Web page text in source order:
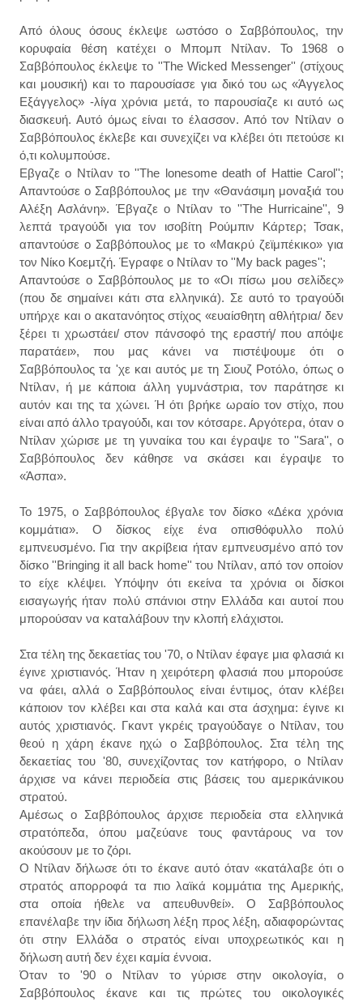
Από όλους όσους έκλεψε ωστόσο ο Σαββόπουλος, την
κορυφαία θέση κατέχει ο Μπομπ Ντίλαν. Το 1968 ο
Σαββόπουλος έκλεψε το ''The Wicked Messenger'' (στίχους
και μουσική) και το παρουσίασε για δικό του ως «Άγγελος
Εξάγγελος» -λίγα χρόνια μετά, το παρουσίαζε κι αυτό ως
διασκευή. Αυτό όμως είναι το έλασσον. Από τον Ντίλαν ο
Σαββόπουλος έκλεβε και συνεχίζει να κλέβει ότι πετούσε κι
ό,τι κολυμπούσε.
Εβγαζε ο Ντίλαν το ''The lonesome death of Hattie Carol'';
Απαντούσε ο Σαββόπουλος με την «Θανάσιμη μοναξιά του
Αλέξη Ασλάνη». Έβγαζε ο Ντίλαν το ''The Hurricaine'', 9
λεπτά τραγούδι για τον ισοβίτη Ρούμπιν Κάρτερ; Τσακ,
απαντούσε ο Σαββόπουλος με το «Μακρύ ζεϊμπέκικο» για
τον Νίκο Κοεμτζή. Έγραφε ο Ντίλαν το ''My back pages'';
Απαντούσε ο Σαββόπουλος με το «Οι πίσω μου σελίδες»
(που δε σημαίνει κάτι στα ελληνικά). Σε αυτό το τραγούδι
υπήρχε και ο ακατανόητος στίχος «ευαίσθητη αθλήτρια/ δεν
ξέρει τι χρωστάει/ στον πάνσοφό της εραστή/ που απόψε
παρατάει», που μας κάνει να πιστέψουμε ότι ο
Σαββόπουλος τα 'χε και αυτός με τη Σιουζ Ροτόλο, όπως ο
Ντίλαν, ή με κάποια άλλη γυμνάστρια, τον παράτησε κι
αυτόν και της τα χώνει. Ή ότι βρήκε ωραίο τον στίχο, που
είναι από άλλο τραγούδι, και τον κότσαρε. Αργότερα, όταν ο
Ντίλαν χώρισε με τη γυναίκα του και έγραψε το ''Sara'', ο
Σαββόπουλος δεν κάθησε να σκάσει και έγραψε το
«Άσπα».
Το 1975, ο Σαββόπουλος έβγαλε τον δίσκο «Δέκα χρόνια
κομμάτια». Ο δίσκος είχε ένα οπισθόφυλλο πολύ
εμπνευσμένο. Για την ακρίβεια ήταν εμπνευσμένο από τον
δίσκο ''Bringing it all back home'' του Ντίλαν, από τον οποίον
το είχε κλέψει. Υπόψην ότι εκείνα τα χρόνια οι δίσκοι
εισαγωγής ήταν πολύ σπάνιοι στην Ελλάδα και αυτοί που
μπορούσαν να καταλάβουν την κλοπή ελάχιστοι.
Στα τέλη της δεκαετίας του '70, ο Ντίλαν έφαγε μια φλασιά κι
έγινε χριστιανός. Ήταν η χειρότερη φλασιά που μπορούσε
να φάει, αλλά ο Σαββόπουλος είναι έντιμος, όταν κλέβει
κάποιον τον κλέβει και στα καλά και στα άσχημα: έγινε κι
αυτός χριστιανός. Γκαντ γκρέις τραγούδαγε ο Ντίλαν, του
θεού η χάρη έκανε ηχώ ο Σαββόπουλος. Στα τέλη της
δεκαετίας του '80, συνεχίζοντας τον κατήφορο, ο Ντίλαν
άρχισε να κάνει περιοδεία στις βάσεις του αμερικάνικου
στρατού.
Αμέσως ο Σαββόπουλος άρχισε περιοδεία στα ελληνικά
στρατόπεδα, όπου μαζεύανε τους φαντάρους να τον
ακούσουν με το ζόρι.
Ο Ντίλαν δήλωσε ότι το έκανε αυτό όταν «κατάλαβε ότι ο
στρατός απορροφά τα πιο λαϊκά κομμάτια της Αμερικής,
στα οποία ήθελε να απευθυνθεί». Ο Σαββόπουλος
επανέλαβε την ίδια δήλωση λέξη προς λέξη, αδιαφορώντας
ότι στην Ελλάδα ο στρατός είναι υποχρεωτικός και η
δήλωση αυτή δεν έχει καμία έννοια.
Όταν το '90 ο Ντίλαν το γύρισε στην οικολογία, ο
Σαββόπουλος έκανε και τις πρώτες του οικολογικές